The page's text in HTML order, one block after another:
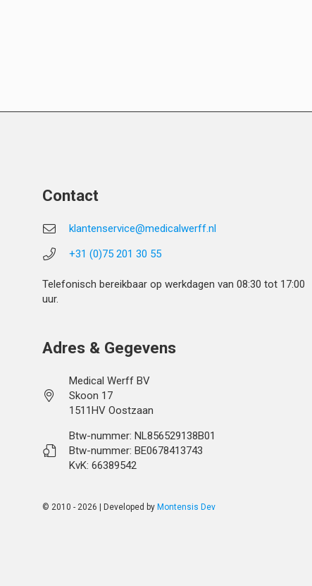
Contact
klantenservice@medicalwerff.nl
+31 (0)75 201 30 55
Telefonisch bereikbaar op werkdagen van 08:30 tot 17:00
uur.
Adres & Gegevens
Medical Werff BV
Skoon 17
1511HV Oostzaan
Btw-nummer: NL856529138B01
Btw-nummer: BE0678413743
KvK: 66389542
© 2010 - 2026 | Developed by Montensis Dev